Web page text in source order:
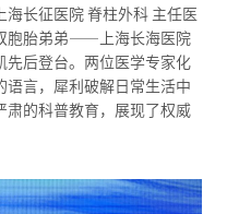
海长征医院 脊柱外科 主任医
胞胎弟弟——上海长海医院
先后登台。两位医学专家化
言，犀利破解日常生活中
肃的科普教育，展现了权威